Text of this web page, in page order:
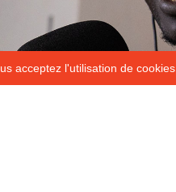
acceptez l'utilisation de cookies.
SOUTIENNENT